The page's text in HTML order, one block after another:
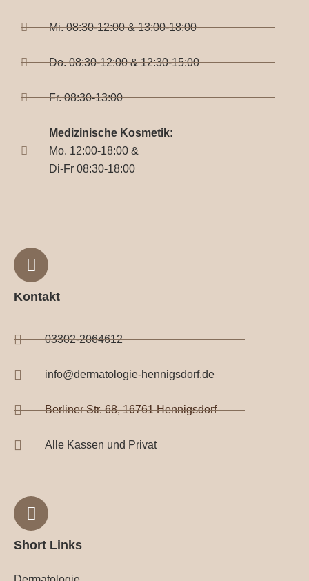
Mi. 08:30-12:00 & 13:00-18:00
Do. 08:30-12:00 & 12:30-15:00
Fr. 08:30-13:00
Medizinische Kosmetik:
Mo. 12:00-18:00 &
Di-Fr 08:30-18:00
Kontakt
03302-2064612
info@dermatologie-hennigsdorf.de
Berliner Str. 68, 16761 Hennigsdorf
Alle Kassen und Privat
Short Links